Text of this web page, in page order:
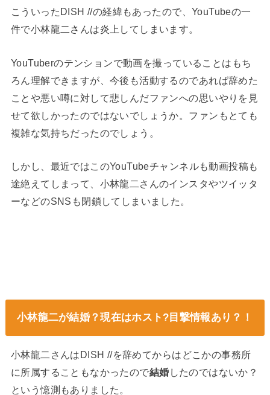
こういったDISH //の経緯もあったので、YouTubeの一
件で小林龍二さんは炎上してしまいます。
YouTuberのテンションで動画を撮っていることはもち
ろん理解できますが、今後も活動するのであれば辞めた
ことや悪い噂に対して悲しんだファンへの思いやりを見
せて欲しかったのではないでしょうか。ファンもとても
複雑な気持ちだったのでしょう。
しかし、最近ではこのYouTubeチャンネルも動画投稿も
途絶えてしまって、小林龍二さんのインスタやツイッタ
ーなどのSNSも閉鎖してしまいました。
小林龍二が結婚？現在はホスト?目撃情報あり？！
小林龍二さんはDISH //を辞めてからはどこかの事務所
に所属することもなかったので結婚 したのではないか？
という憶測もありました。